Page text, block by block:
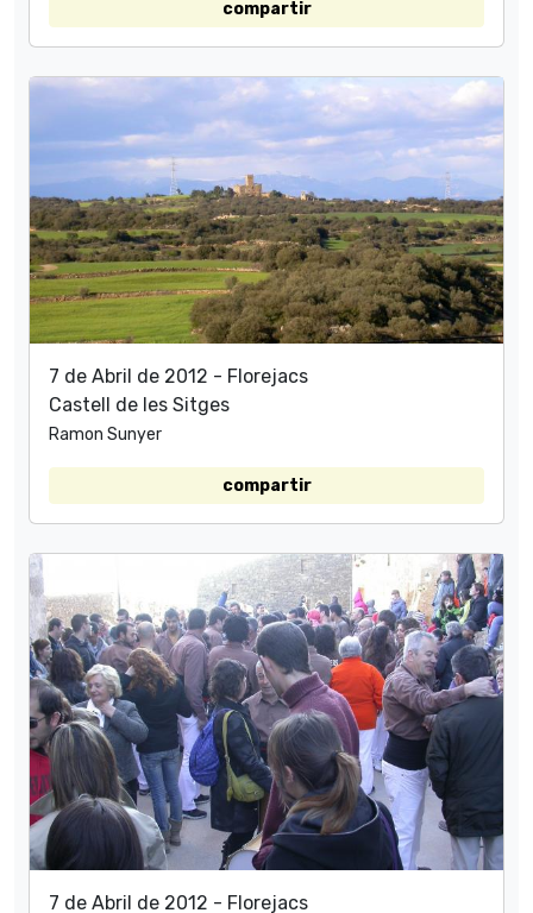
compartir
7 de Abril de 2012 - Florejacs
Castell de les Sitges
Ramon Sunyer
compartir
7 de Abril de 2012 - Florejacs